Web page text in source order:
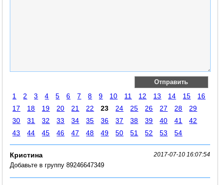
1 2 3 4 5 6 7 8 9 10 11 12 13 14 15
16
17
18 19 20 21 22 23 24 25 26 27 28
29
30
31 32 33 34 35 36 37 38 39 40 41
42
43
44 45 46 47 48 49 50 51 52 53 54
Кристина 2017-07-10 16:07:54
Добавьте в группу 89246647349